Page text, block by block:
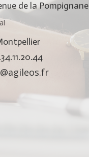
de la Pompignane